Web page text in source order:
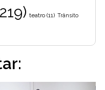
teatro (11) Trânsito